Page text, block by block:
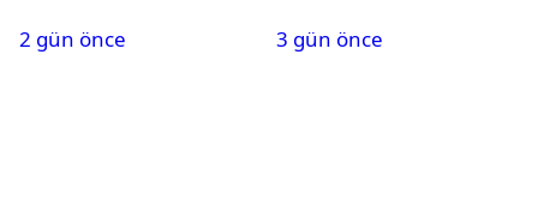
Karapınar hakkında
2 gün önce
3 gün önce